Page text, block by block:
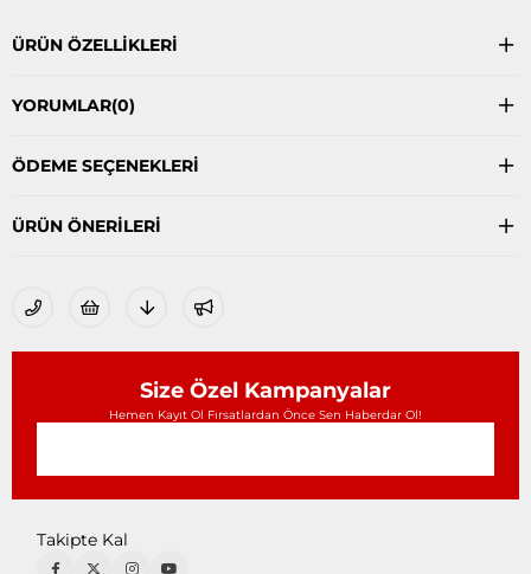
ÜRÜN ÖZELLIKLERI
YORUMLAR(0)
ÖDEME SEÇENEKLERI
ÜRÜN ÖNERILERI
Size Özel Kampanyalar
Hemen Kayıt Ol Fırsatlardan Önce Sen Haberdar Ol!
Takipte Kal